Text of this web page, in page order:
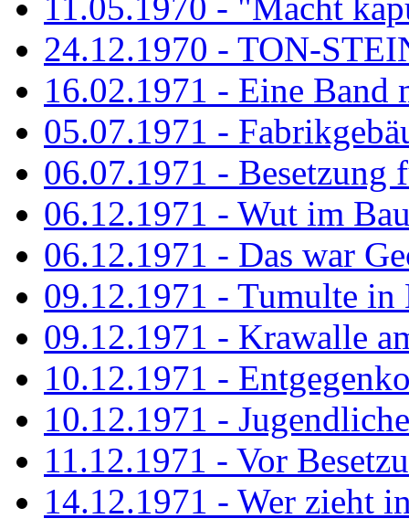
24.12.1970 - TON-
16.02.1971 - Eine Band
05.07.1971 -
06.07.1971 - Besetzung
06.12.1971 - Wut im
06.12.1971 - Das war
09.12.1971 - Tumulte in
09.12.1971 - Krawalle
10.12.1971 -
10.12.1971 -
11.12.1971 - Vor
14.12.1971 - Wer zieht